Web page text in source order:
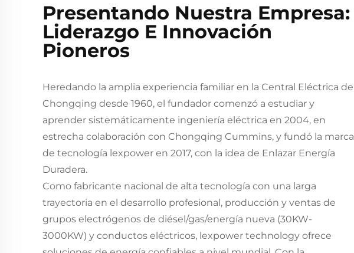
Presentando Nuestra Empresa:
Liderazgo E Innovación
Pioneros
Heredando la amplia experiencia familiar en la Central Eléctrica de
Chongqing desde 1960, el fundador comenzó a estudiar y
aprender sistemáticamente ingeniería eléctrica en 2004, en
estrecha colaboración con Chongqing Cummins, y fundó la marca
de tecnología lexpower en 2017, con la idea de Enlazar Energía
Duradera.
Como fabricante nacional de alta tecnología con una larga
trayectoria en el desarrollo profesional, producción y ventas de
grupos electrógenos de diésel/gas/energía nueva (30KW-
3000KW) y conductos eléctricos, lexpower technology ofrece